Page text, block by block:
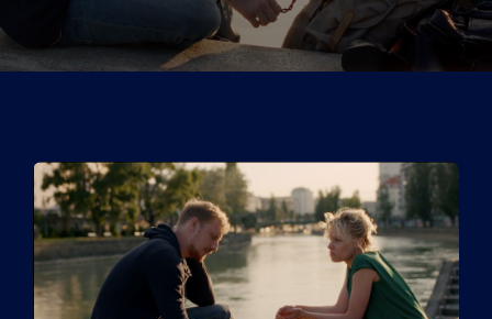
Kurier Romy 2026